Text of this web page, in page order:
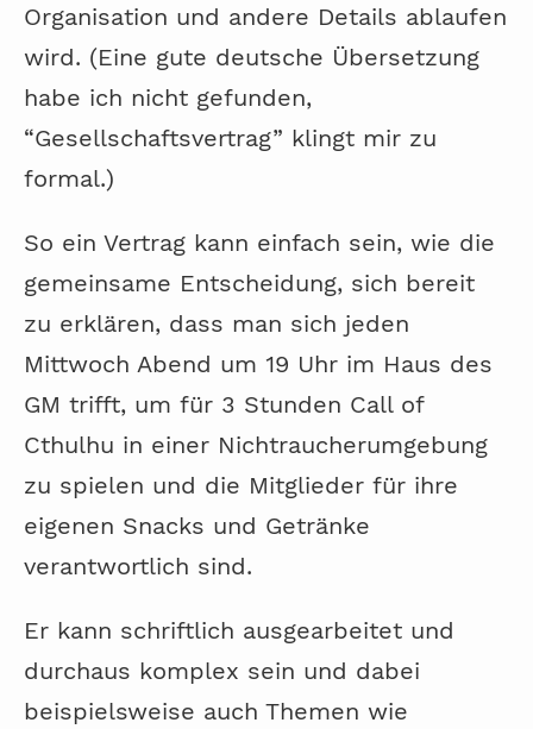
Organisation und andere Details ablaufen
wird. (Eine gute deutsche Übersetzung
habe ich nicht gefunden,
“Gesellschaftsvertrag” klingt mir zu
formal.)
So ein Vertrag kann einfach sein, wie die
gemeinsame Entscheidung, sich bereit
zu erklären, dass man sich jeden
Mittwoch Abend um 19 Uhr im Haus des
GM trifft, um für 3 Stunden Call of
Cthulhu in einer Nichtraucherumgebung
zu spielen und die Mitglieder für ihre
eigenen Snacks und Getränke
verantwortlich sind.
Er kann schriftlich ausgearbeitet und
durchaus komplex sein und dabei
beispielsweise auch Themen wie